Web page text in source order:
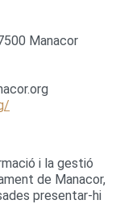
Manacor
i la gestió
de Manacor,
presentar-hi